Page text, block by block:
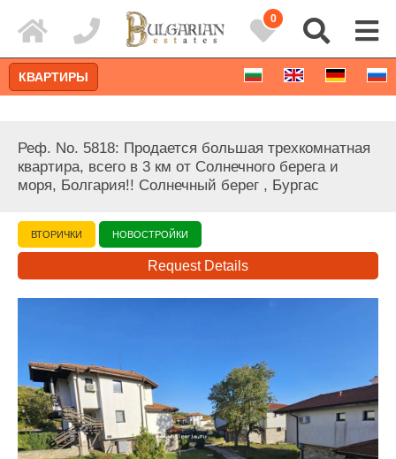
0
КВАРТИРЫ
Реф. No. 5818: Продается большая трехкомнатная
квартира, всего в 3 км от Солнечного берега и
моря, Болгария!! Солнечный берег , Бургас
ВТОРИЧКИ НОВОСТРОЙКИ
Request Details